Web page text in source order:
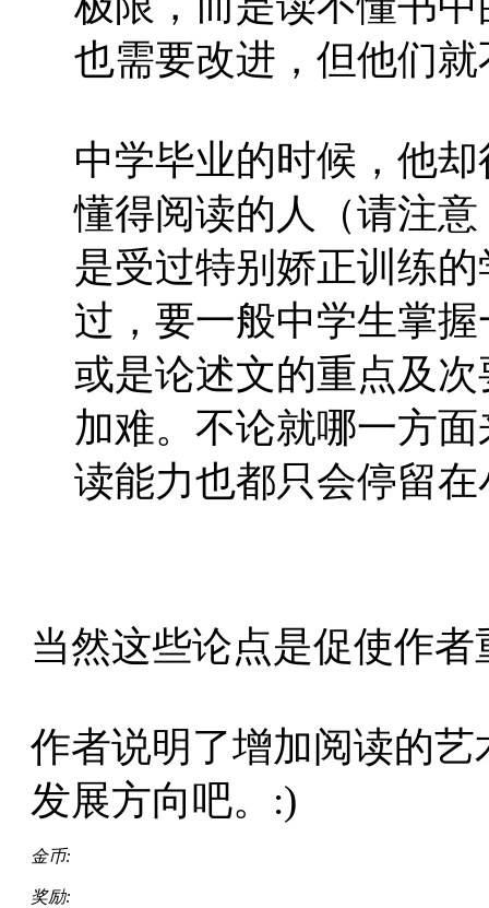
也需要改进，但他们
中学毕业的时候，他
懂得阅读的人（请注
是受过特别娇正训练
过，要一般中学生掌
或是论述文的重点及
加难。不论就哪一方
读能力也都只会停留
当然这些论点是促使作
作者说明了增加阅读的
发展方向吧。:)
金币:
奖励: